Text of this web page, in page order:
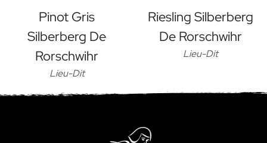
Lieu-Dit
Pinot Gris
Silberberg De
Rorschwihr
Lieu-Dit
Riesling Silberberg
De Rorschwihr